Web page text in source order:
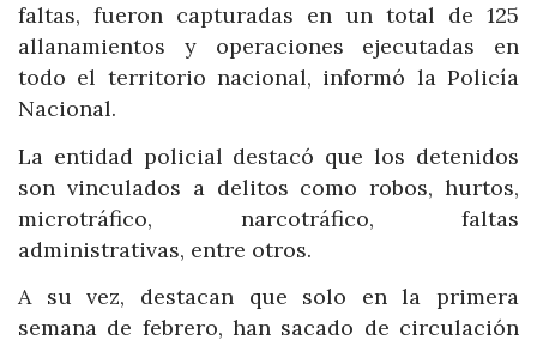
faltas, fueron capturadas en un total de 125
allanamientos y operaciones ejecutadas en
todo el territorio nacional, informó la Policía
Nacional.
La entidad policial destacó que los detenidos
son vinculados a delitos como robos, hurtos,
microtráfico, narcotráfico, faltas
administrativas, entre otros.
A su vez, destacan que solo en la primera
semana de febrero, han sacado de circulación